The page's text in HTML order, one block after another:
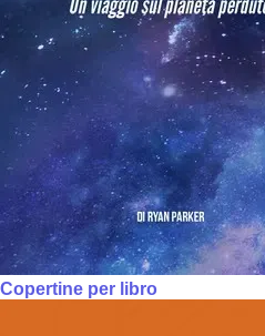
Copertine per libro